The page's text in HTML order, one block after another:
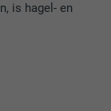
is hagel- en